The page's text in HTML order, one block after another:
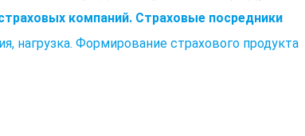
компаний. Страховые посредники
нагрузка. Формирование страхового продукта